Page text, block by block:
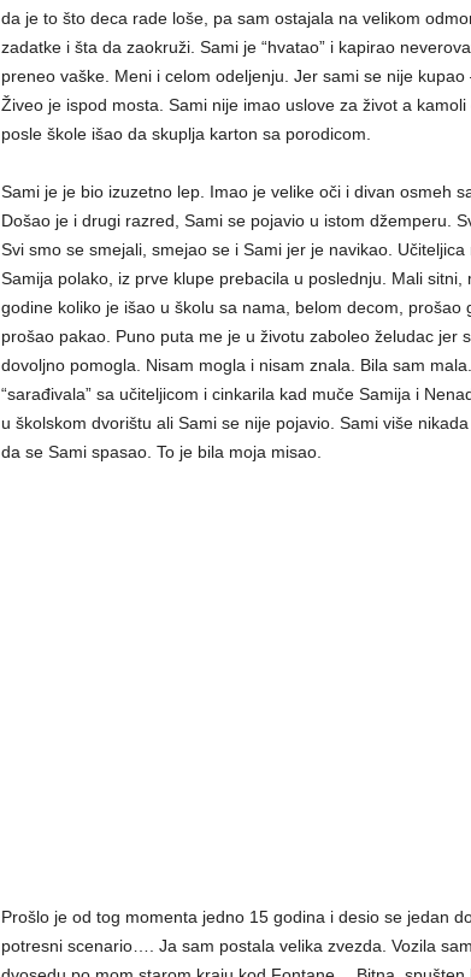
da je to što deca rade loše, pa sam ostajala na velikom
zadatke i šta da zaokruži. Sami je “hvatao” i kapirao
preneo vaške. Meni i celom odeljenju. Jer sami se nije
Živeo je ispod mosta. Sami nije imao uslove za život a
posle škole išao da skuplja karton sa porodicom.
Sami je je bio izuzetno lep. Imao je velike oči i divan osmeh
Došao je i drugi razred, Sami se pojavio u istom džemperu.
Svi smo se smejali, smejao se i Sami jer je navikao.
Samija polako, iz prve klupe prebacila u poslednju. Mali
godine koliko je išao u školu sa nama, belom decom, prošao
prošao pakao. Puno puta me je u životu zaboleo želudac jer
dovoljno pomogla. Nisam mogla i nisam znala. Bila sam
“sarađivala” sa učiteljicom i cinkarila kad muče Samija i
u školskom dvorištu ali Sami se nije pojavio. Sami više
da se Sami spasao. To je bila moja misao.
Prošlo je od tog momenta jedno 15 godina i desio se jedan
potresni scenario…. Ja sam postala velika zvezda. Vozila